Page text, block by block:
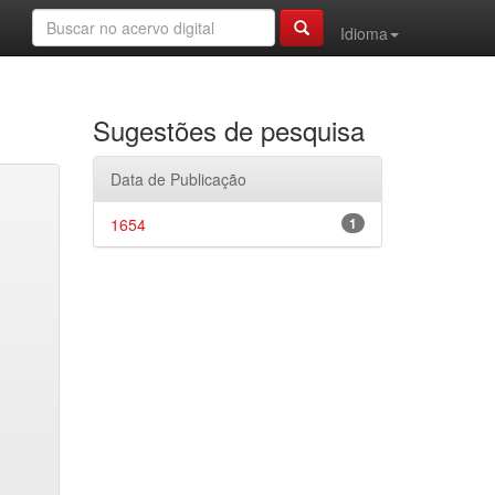
Idioma
Sugestões de pesquisa
Data de Publicação
1
1654